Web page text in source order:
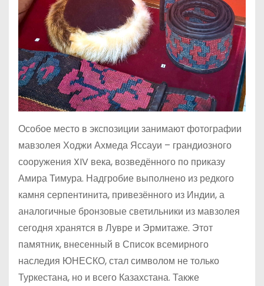
Особое место в экспозиции занимают фотографии
мавзолея Ходжи Ахмеда Яссауи – грандиозного
сооружения XIV века, возведённого по приказу
Амира Тимура. Надгробие выполнено из редкого
камня серпентинита, привезённого из Индии, а
аналогичные бронзовые светильники из мавзолея
сегодня хранятся в Лувре и Эрмитаже. Этот
памятник, внесенный в Список всемирного
наследия ЮНЕСКО, стал символом не только
Туркестана, но и всего Казахстана. Также